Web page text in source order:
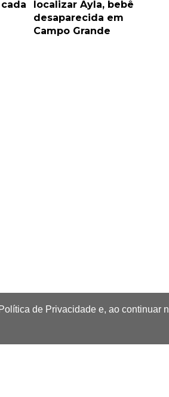
de Privacidade e, ao continuar
localizar Ayla, bebê
desaparecida em
Campo Grande